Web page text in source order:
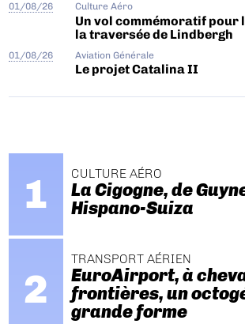
01/08/26 Culture Aéro
Un vol commémoratif pour
la traversée de Lindbergh
01/08/26 Aviation Générale
Le projet Catalina II
CULTURE AÉRO
La Cigogne, de
Hispano-Suiza
TRANSPORT AÉRIEN
EuroAirport, à
frontières, un
grande forme